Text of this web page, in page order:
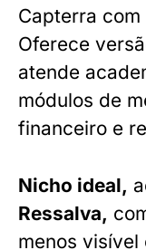
Capterra
Oferece
atende
módulos de
financeiro e
Nicho ideal,
Ressalva,
menos